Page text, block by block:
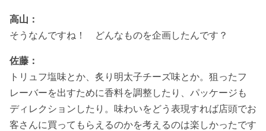
高山：
そうなんですね！ どんなものを企画したんです？
佐藤：
トリュフ塩味とか、炙り明太子チーズ味とか。狙ったフ
レーバーを出すために香料を調整したり、パッケージも
ディレクションしたり。味わいをどう表現すれば店頭でお
客さんに買ってもらえるのかを考えるのは楽しかったです